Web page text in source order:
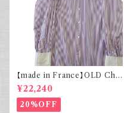
【made in France】OLD Cha
rvet ストライプ 切り替え 紫
¥22,240
20%OFF